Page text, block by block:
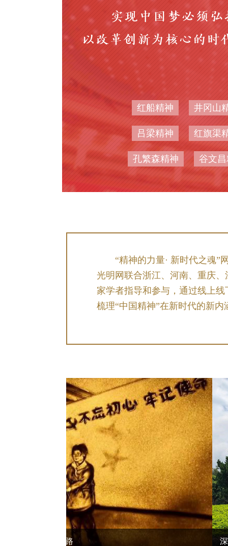
红船精神 井冈山
吕梁精神 红旗渠
孔繁森精神 谷文
“精神的力量· 新时代之魂
光明网联合浙江、河南、重庆
家学者指导和参与，通过线上
梳理“中国精神”在新时代的新
重庆：牢记初心使命 开拓高质量发展新局